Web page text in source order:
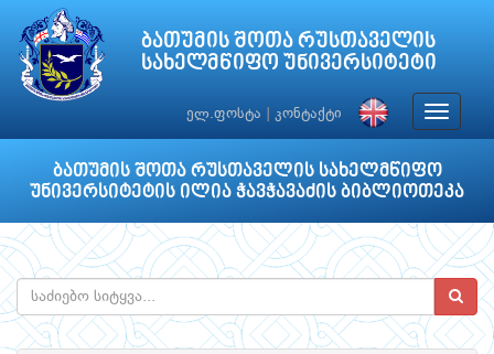
ბათუმის შოთა რუსთაველის
სახელმწიფო უნივერსიტეტი
ელ.ფოსტა კონტაქტი
Toggle
ბათუმის შოთა რუსთაველის სახელმწიფო
უნივერსიტეტის ილია ჭავჭავაძის ბიბლიოთეკა